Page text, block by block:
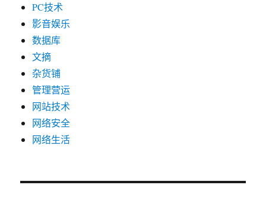
PC技术
影音娱乐
数据库
文摘
杂货铺
管理营运
网站技术
网络安全
网络生活